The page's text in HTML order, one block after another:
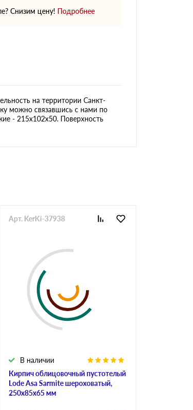
Снизим цену! Подробнее
на территории Санкт-
можно связавшись с нами по
- 215х102х50. Поверхность
Кирпич облицовочный пустотелый
Lode Asa Sarmite шероховатый,
250х85х65 мм
В наличии
Арт. KerKi-37938